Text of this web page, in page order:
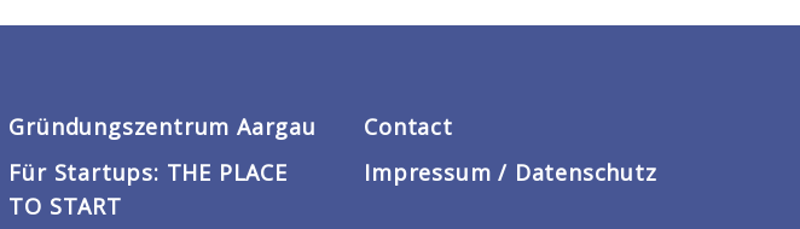
Gründungszentrum Aargau
Für Startups: THE PLACE
TO START
Contact
Impressum / Datenschutz